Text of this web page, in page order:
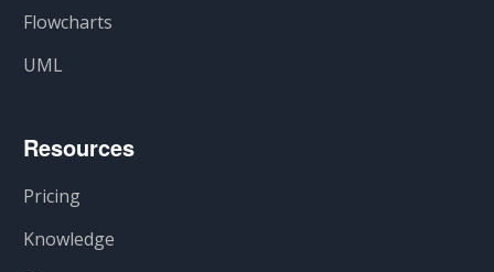
Flowcharts
UML
Resources
Pricing
Knowledge